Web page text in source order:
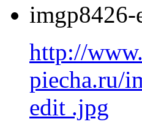
http://
piecha.ru/
edit .jpg